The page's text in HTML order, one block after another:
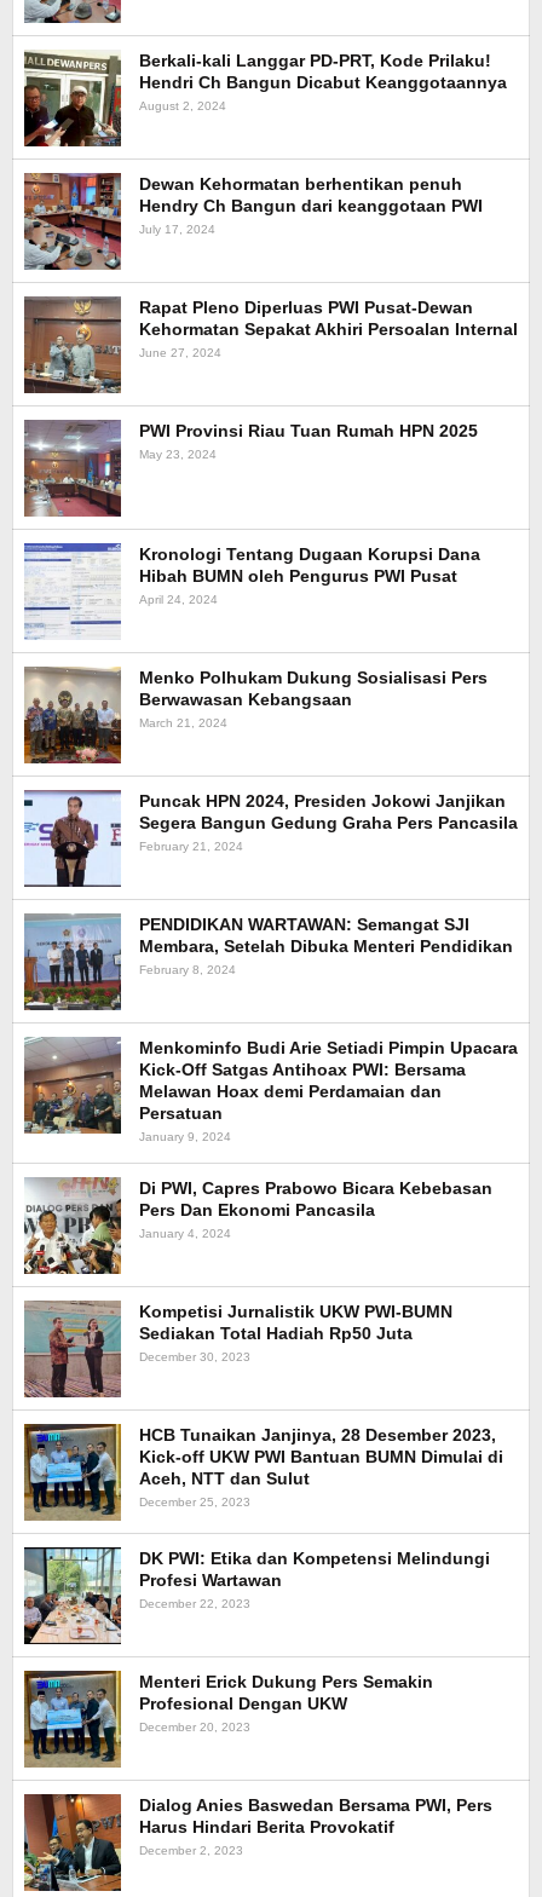
Berkali-kali Langgar PD-PRT, Kode Prilaku!
Hendri Ch Bangun Dicabut Keanggotaannya
August 2, 2024
Dewan Kehormatan berhentikan penuh
Hendry Ch Bangun dari keanggotaan PWI
July 17, 2024
Rapat Pleno Diperluas PWI Pusat-Dewan
Kehormatan Sepakat Akhiri Persoalan Internal
June 27, 2024
PWI Provinsi Riau Tuan Rumah HPN 2025
May 23, 2024
Kronologi Tentang Dugaan Korupsi Dana
Hibah BUMN oleh Pengurus PWI Pusat
April 24, 2024
Menko Polhukam Dukung Sosialisasi Pers
Berwawasan Kebangsaan
March 21, 2024
Puncak HPN 2024, Presiden Jokowi Janjikan
Segera Bangun Gedung Graha Pers Pancasila
February 21, 2024
PENDIDIKAN WARTAWAN: Semangat SJI
Membara, Setelah Dibuka Menteri Pendidikan
February 8, 2024
Menkominfo Budi Arie Setiadi Pimpin Upacara
Kick-Off Satgas Antihoax PWI: Bersama
Melawan Hoax demi Perdamaian dan
Persatuan
January 9, 2024
Di PWI, Capres Prabowo Bicara Kebebasan
Pers Dan Ekonomi Pancasila
January 4, 2024
Kompetisi Jurnalistik UKW PWI-BUMN
Sediakan Total Hadiah Rp50 Juta
December 30, 2023
HCB Tunaikan Janjinya, 28 Desember 2023,
Kick-off UKW PWI Bantuan BUMN Dimulai di
Aceh, NTT dan Sulut
December 25, 2023
DK PWI: Etika dan Kompetensi Melindungi
Profesi Wartawan
December 22, 2023
Menteri Erick Dukung Pers Semakin
Profesional Dengan UKW
December 20, 2023
Dialog Anies Baswedan Bersama PWI, Pers
Harus Hindari Berita Provokatif
December 2, 2023